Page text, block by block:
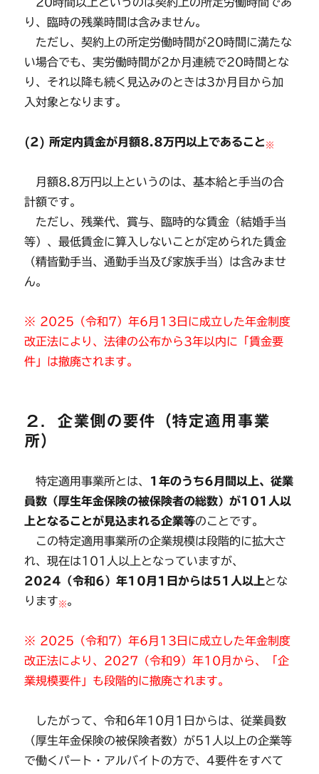
り、臨時の残業時間は含みません。
ただし、契約上の所定労働時間が20時間に満たな
い場合でも、実労働時間が2か月連続で20時間とな
り、それ以降も続く見込みのときは3か月目から加
入対象となります。
(2) 所定内賃金が月額8.8万円以上であること ※
月額8.8万円以上というのは、基本給と手当の合
計額です。
ただし、残業代、賞与、臨時的な賃金（結婚手当
等）、最低賃金に算入しないことが定められた賃金
（精皆勤手当、通勤手当及び家族手当）は含みませ
ん。
※ 2025（令和7）年6月13日に成立した年金制度
改正法により、法律の公布から3年以内に「賃金要
件」は撤廃されます。
２．企業側の要件（特定適用事業
所）
特定適用事業所とは、 1年のうち6月間以上、従業
員数（厚生年金保険の被保険者の総数）が101人以
上となることが見込まれる企業等のことです。
この特定適用事業所の企業規模は段階的に拡大さ
れ、現在は101人以上となっていますが、
2024（令和6）年10月1日からは51人以上とな
ります※。
※ 2025（令和7）年6月13日に成立した年金制度
改正法により、2027（令和9）年10月から、「企
業規模要件」も段階的に撤廃されます。
したがって、令和6年10月1日からは、従業員数
（厚生年金保険の被保険者数）が51人以上の企業等
で働くパート・アルバイトの方で、4要件をすべて